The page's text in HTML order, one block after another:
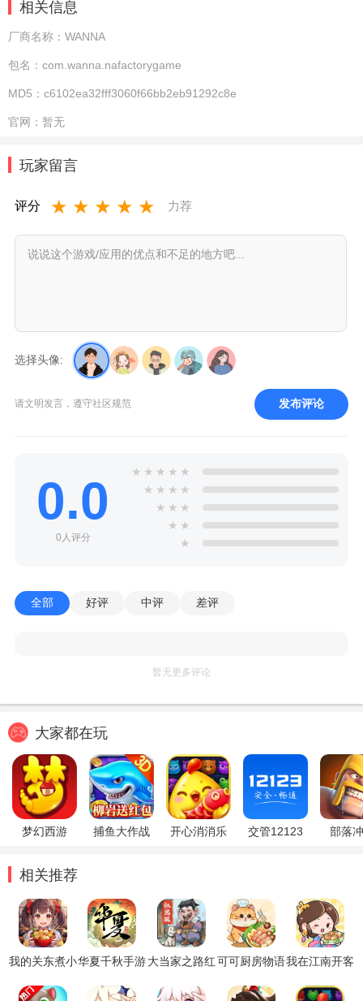
相关信息
厂商名称： WANNA
包名： com.wanna.nafactorygame
MD5： c6102ea32fff3060f66bb2eb91292c8e
官网： 暂无
玩家留言
评分 ★ ★ ★ ★ ★ 力荐
选择头像:
请文明发言，遵守社区规范 发布评论
0.0
0人评分
★ ★ ★ ★ ★
★ ★ ★ ★
★ ★ ★
★ ★
★
全部 好评 中评 差评
暂无更多评论
大家都在玩
梦幻西游 捕鱼大作战 开心消消乐 交管12123 部落
相关推荐
我的关东煮小华夏千秋手游大当家之路红可可厨房物语我在江南开客